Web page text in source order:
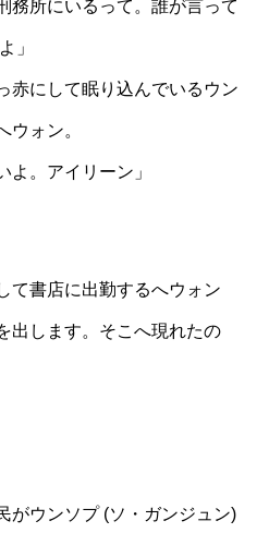
務所にいるって。誰が言って
」
赤にして眠り込んでいるウン
ウォン。
よ。アイリーン」
て書店に出勤するへウォン
出します。そこへ現れたの
がウンソプ (ソ・ガンジュン)